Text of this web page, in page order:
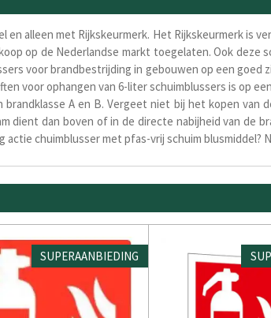
en alleen met Rijkskeurmerk. Het Rijkskeurmerk is
op de Nederlandse markt toegelaten. Ook deze
voor brandbestrijding in gebouwen op een
voor ophangen van 6-liter schuimblussers is op
A en B. Vergeet niet bij het kopen van
dient dan boven of in de directe nabijheid van de
chuimblusser met pfas-vrij schuim
SUPERAANBIEDING